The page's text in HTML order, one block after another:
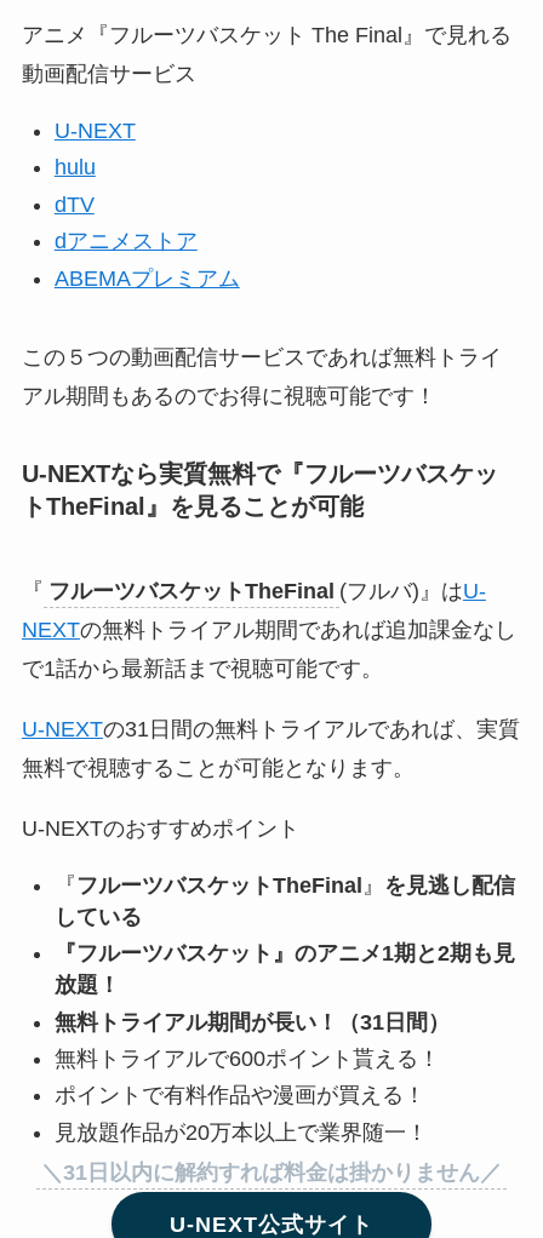
アニメ『フルーツバスケット The Final』で見れる
動画配信サービス
U-NEXT
hulu
dTV
dアニメストア
ABEMAプレミアム
この５つの動画配信サービスであれば無料トライ
アル期間もあるのでお得に視聴可能です！
U-NEXTなら実質無料で『フルーツバスケッ
トTheFinal 』 を見ることが可能
『 フルーツバスケットTheFinal (フルバ)』はU-
NEXTの無料トライアル期間であれば追加課金なし
で1話から最新話まで視聴可能です。
U-NEXTの31日間の無料トライアルであれば、実質
無料で視聴することが可能となります。
U-NEXTのおすすめポイント
『 フルーツバスケットTheFinal 』
を見逃し配信
している
『フルーツバスケット』のアニメ1期と2期も見
放題！
無料トライアル期間が長い！（31日間）
無料トライアルで600ポイント貰える！
ポイントで有料作品や漫画が買える！
見放題作品が20万本以上で業界随一！
＼31日以内に解約すれば料金は掛かりません／
U-NEXT公式サイト